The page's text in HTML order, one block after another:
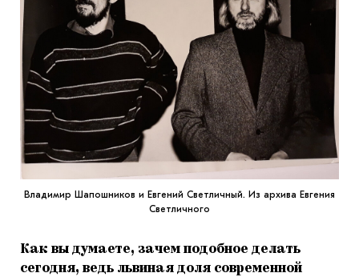
Владимир Шапошников и Евгений Светличный. Из архива Евгения
Светличного
Как вы думаете, зачем подобное делать
сегодня, ведь львиная доля современной